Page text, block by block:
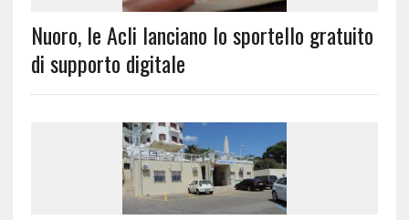
Nuoro, le Acli lanciano lo sportello gratuito
di supporto digitale